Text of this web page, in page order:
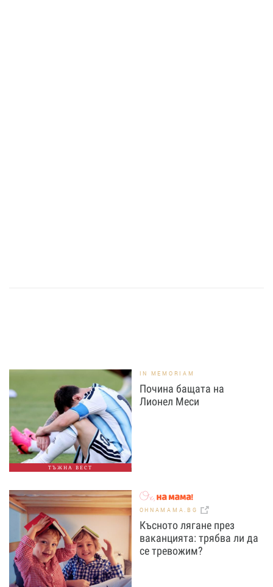
ТЪЖНА ВЕСТ
IN MEMORIAM
Почина бащата на
Лионел Меси
OHNAMAMA.BG
Късното лягане през
ваканцията: трябва ли да
се тревожим?